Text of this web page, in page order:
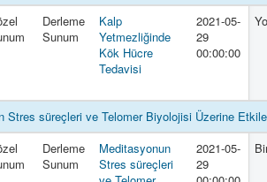
Derleme
Sunum
Kalp
Yetmezliğinde
Kök Hücre
Tedavisi
2021-05-
29
00:00:00
Stres süreçleri ve Telomer Biyolojisi Üzerine
Derleme
Sunum
Meditasyonun
Stres süreçleri
2021-05-
29